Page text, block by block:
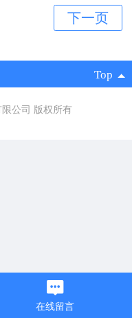
Top
公司 版权所有
在线留言